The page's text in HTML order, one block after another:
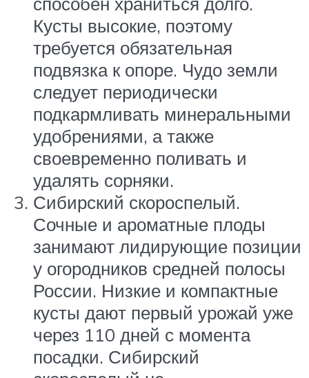
Кусты высокие, поэтому
требуется обязательная
подвязка к опоре. Чудо земли
следует периодически
подкармливать минеральными
удобрениями, а также
своевременно поливать и
удалять сорняки.
Сибирский скороспелый.
Сочные и ароматные плоды
занимают лидирующие позиции
у огородников средней полосы
России. Низкие и компактные
кусты дают первый урожай уже
через 110 дней с момента
посадки. Сибирский